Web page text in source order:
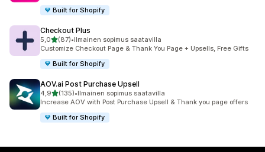
Built for Shopify
Checkout Plus
5,0/ 5 tähteä
(87)
87 arvostelua yhteensä
•Ilmainen sopimus saatavilla
Customize Checkout Page & Thank You Page + Upsells, Free Gifts
Built for Shopify
AOV.ai Post Purchase Upsell
4,9/ 5 tähteä
(135)
135 arvostelua yhteensä
•Ilmainen sopimus saatavilla
Increase AOV with Post Purchase Upsell & Thank you page offers
Built for Shopify